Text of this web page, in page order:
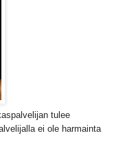
tulee
ei ole harmainta